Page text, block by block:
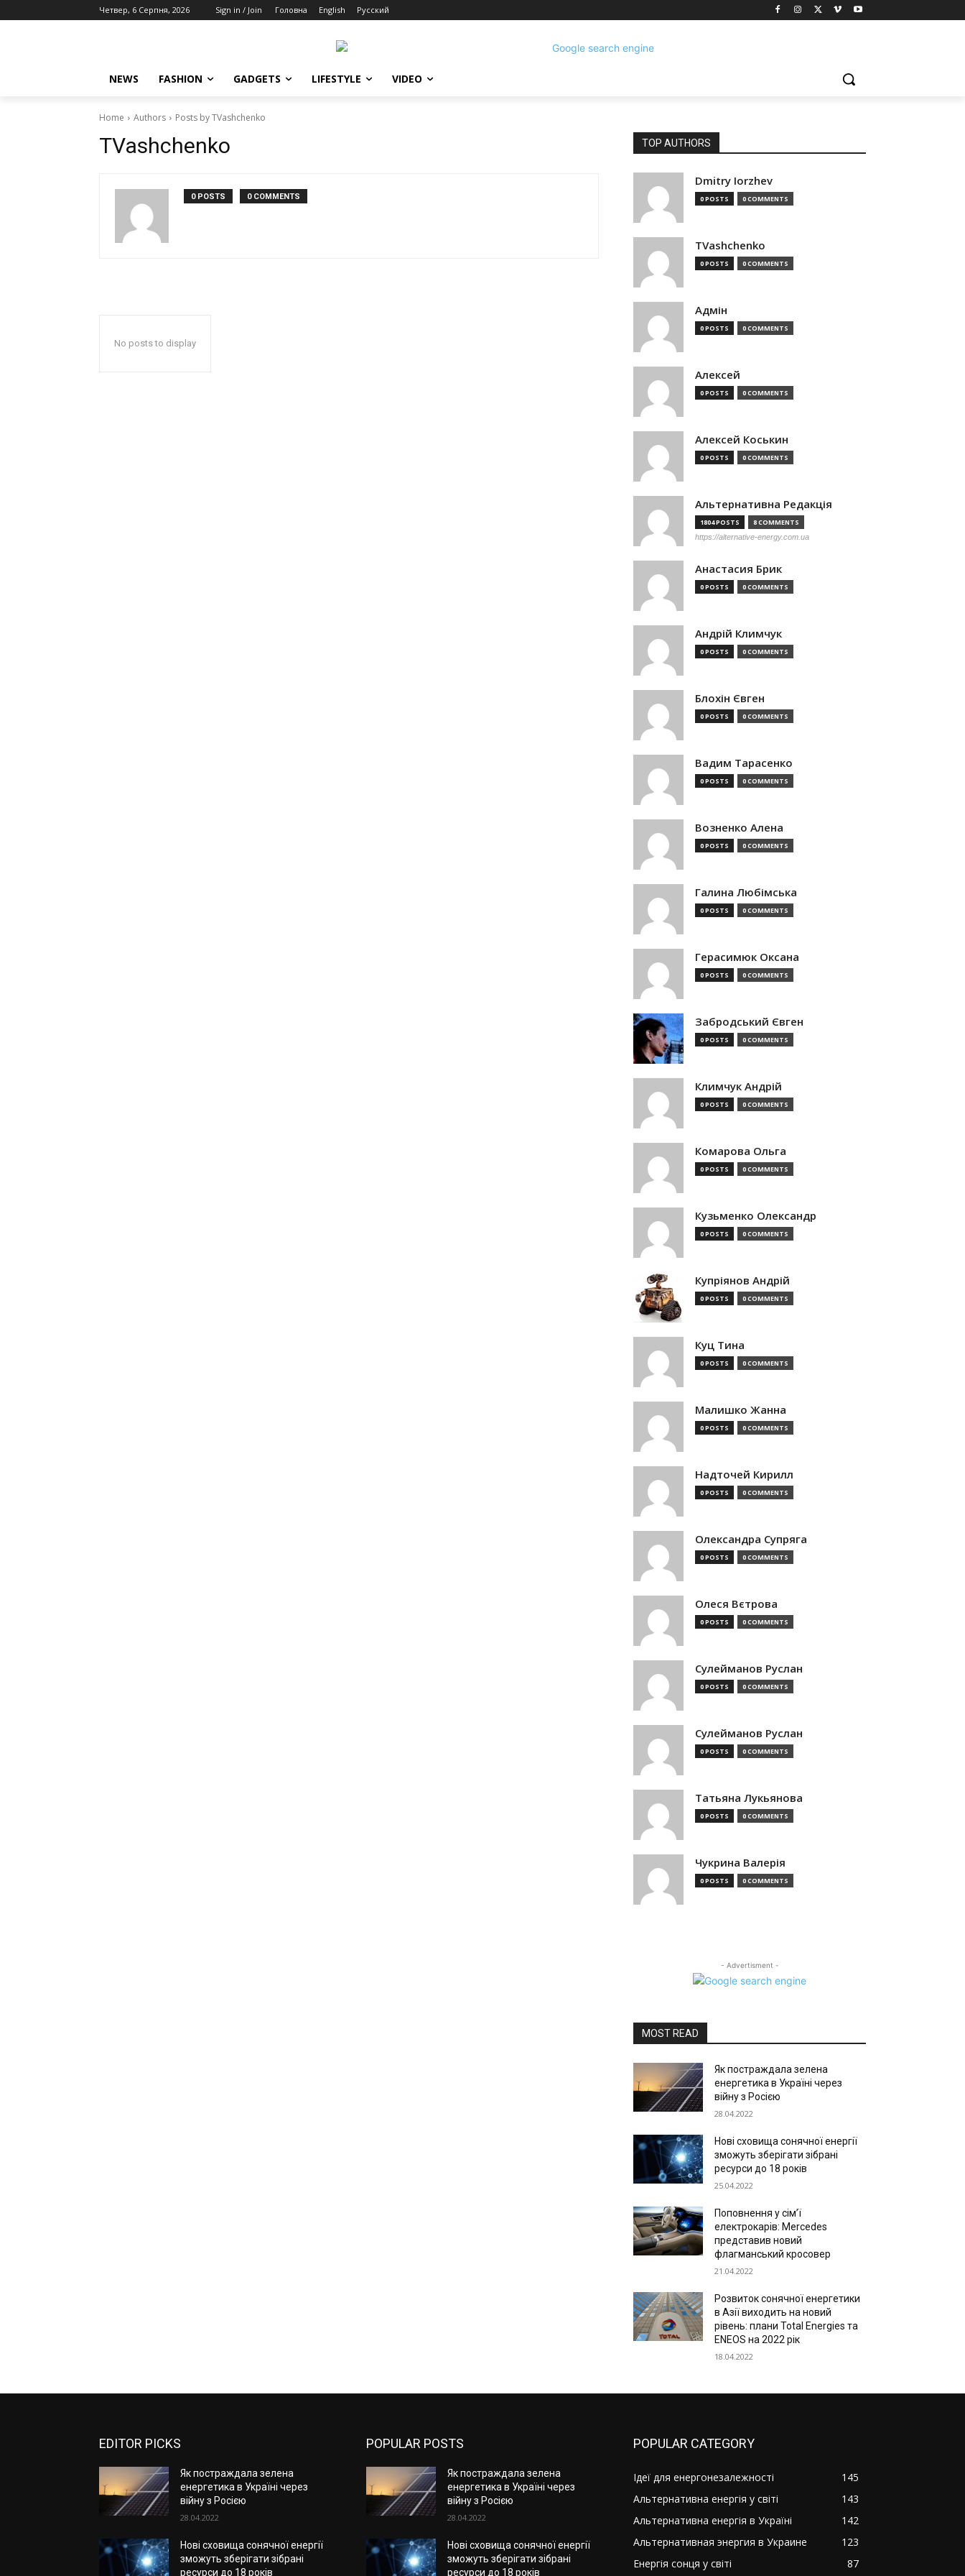
Четвер, 6 Серпня, 2026 Sign in / Join Головна English Русский
NEWS FASHION GADGETS LIFESTYLE VIDEO
Home Authors Posts by TVashchenko
TVashchenko
0 POSTS 0 COMMENTS
No posts to display
TOP AUTHORS
Dmitry Iorzhev
0 POSTS 0 COMMENTS
TVashchenko
0 POSTS 0 COMMENTS
Адмін
0 POSTS 0 COMMENTS
Алексей
0 POSTS 0 COMMENTS
Алексей Коськин
0 POSTS 0 COMMENTS
Альтернативна Редакція
1804 POSTS 8 COMMENTS
https://alternative-energy.com.ua
Анастасия Брик
0 POSTS 0 COMMENTS
Андрій Климчук
0 POSTS 0 COMMENTS
Блохін Євген
0 POSTS 0 COMMENTS
Вадим Тарасенко
0 POSTS 0 COMMENTS
Возненко Алена
0 POSTS 0 COMMENTS
Галина Любімська
0 POSTS 0 COMMENTS
Герасимюк Оксана
0 POSTS 0 COMMENTS
Забродський Євген
0 POSTS 0 COMMENTS
Климчук Андрій
0 POSTS 0 COMMENTS
Комарова Ольга
0 POSTS 0 COMMENTS
Кузьменко Олександр
0 POSTS 0 COMMENTS
Купріянов Андрій
0 POSTS 0 COMMENTS
Куц Тина
0 POSTS 0 COMMENTS
Малишко Жанна
0 POSTS 0 COMMENTS
Надточей Кирилл
0 POSTS 0 COMMENTS
Олександра Супряга
0 POSTS 0 COMMENTS
Олеся Вєтрова
0 POSTS 0 COMMENTS
Сулейманов Руслан
0 POSTS 0 COMMENTS
Сулейманов Руслан
0 POSTS 0 COMMENTS
Татьяна Лукьянова
0 POSTS 0 COMMENTS
Чукрина Валерія
0 POSTS 0 COMMENTS
- Advertisment -
MOST READ
Як постраждала зелена
енергетика в Україні через
війну з Росією
28.04.2022
Нові сховища сонячної енергії
зможуть зберігати зібрані
ресурси до 18 років
25.04.2022
Поповнення у сім’ї
електрокарів: Mercedes
представив новий
флагманський кросовер
21.04.2022
Розвиток сонячної енергетики
в Азії виходить на новий
рівень: плани Total Energies та
ENEOS на 2022 рік
18.04.2022
EDITOR PICKS
Як постраждала зелена
енергетика в Україні через
війну з Росією
28.04.2022
Нові сховища сонячної енергії
зможуть зберігати зібрані
ресурси до 18 років
POPULAR POSTS
Як постраждала зелена
енергетика в Україні через
війну з Росією
28.04.2022
Нові сховища сонячної енергії
зможуть зберігати зібрані
ресурси до 18 років
POPULAR CATEGORY
Ідеї для енергонезалежності
145
Альтернативна енергія у світі
143
Альтернативна енергія в Україні
142
Альтернативная энергия в Украине
123
Енергія сонця у світі
87